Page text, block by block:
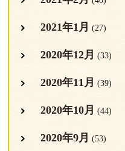
2021年1月 (27)
2020年12月 (33)
2020年11月 (39)
2020年10月 (44)
2020年9月 (53)